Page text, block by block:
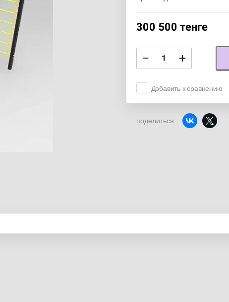
300 500 тенге
− +
Добавить к сравнению
поделиться: